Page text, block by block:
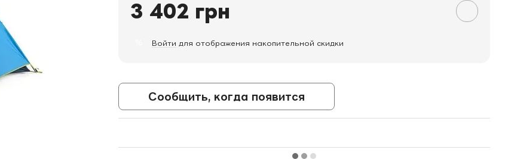
3 402 грн
Войти для отображения накопительной скидки
Сообщить, когда появится